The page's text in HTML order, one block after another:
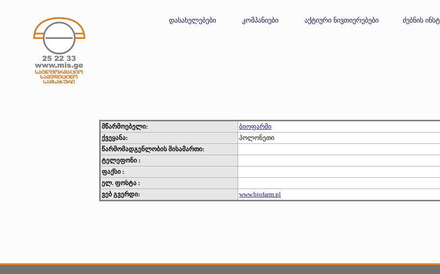
დასახელებები კომპანიები აქტიური ნივთიერებები ძებნის
მწარმოებელი:
ბიოფარმი
ქვეყანა:
პოლონეთი
წარმომადგენლობის მისამართი:
ტელეფონი :
ფაქსი :
ელ. ფოსტა :
ვებ გვერდი:
www.biofarm.pl